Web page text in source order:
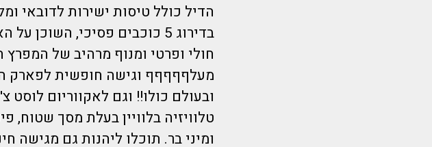
בדירוג 5 כוכבים פסיכי,
חולי ופרטי ומנוף מרהיב של המפרץ
מעלףףףףף וגישה חופשית לפארק
ובעולם כולו!! וגם לאקווריום
טלוויזיה בלוויין בעלת מסך
ומיני בר. תוכלו ליהנות גם מגישה